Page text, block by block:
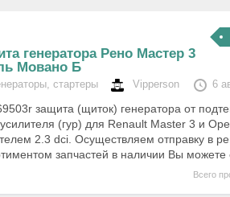
генератора Рено Мастер 3
Мовано Б
стартеры Vipperson 6
защита (щиток) генератора от
(гур) для Renault Master 3 и
2.3 dci. Осуществляем отправку в
запчастей в наличии Вы
Всего